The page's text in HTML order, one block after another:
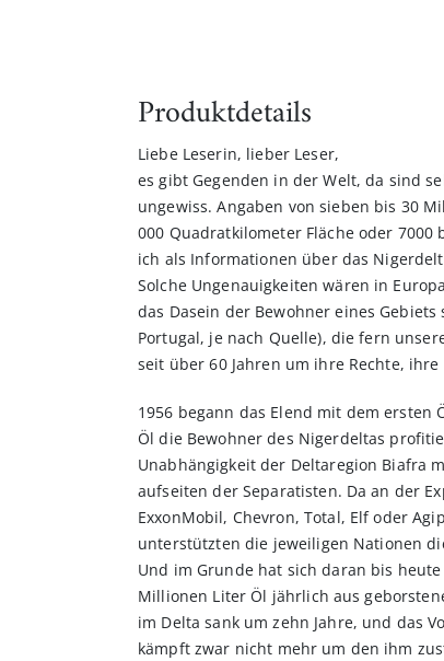
Produktdetails
Liebe Leserin, lieber Leser,
es gibt Gegenden in der Welt, da sind
ungewiss. Angaben von sieben bis 30
000 Quadratkilometer Fläche oder
ich als Informationen über das
Solche Ungenauigkeiten wären in
das Dasein der Bewohner eines
Portugal, je nach Quelle), die fern
seit über 60 Jahren um ihre Rechte,
1956 begann das Elend mit dem ersten
Öl die Bewohner des Nigerdeltas
Unabhängigkeit der Deltaregion Biafra
aufseiten der Separatisten. Da an der
ExxonMobil, Chevron, Total, Elf oder
unterstützten die jeweiligen Nationen
Und im Grunde hat sich daran bis
Millionen Liter Öl jährlich aus
im Delta sank um zehn Jahre, und das
kämpft zwar nicht mehr um den ihm